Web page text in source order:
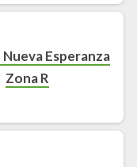
Esperanza
Zona R